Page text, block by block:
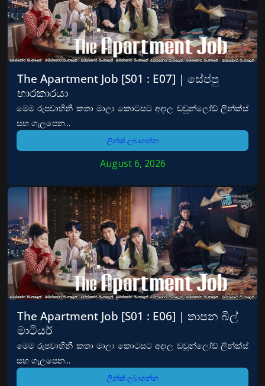
The Apartment Job [S01 : E07] | සේප්පු
භාරකාරයා
මෙම රුපවාහිනී කතා මාලා කොටසට අදාල ඩවුන්ලෝඩ් ලින්ක්ස්
සහ ගැලපෙන...
ලින්ක් ලබාගන්න
August 6, 2026
The Apartment Job [S01 : E06] | තාපන බිල්
මාටියර්
මෙම රුපවාහිනී කතා මාලා කොටසට අදාල ඩවුන්ලෝඩ් ලින්ක්ස්
සහ ගැලපෙන...
ලින්ක් ලබාගන්න